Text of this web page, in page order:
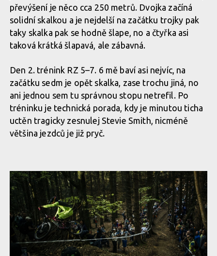
převýšení je něco cca 250 metrů. Dvojka začíná
solidní skalkou a je nejdelší na začátku trojky pak
taky skalka pak se hodně šlape, no a čtyřka asi
taková krátká šlapavá, ale zábavná.
Den 2. trénink RZ 5–7. 6 mě baví asi nejvíc, na
začátku sedm je opět skalka, zase trochu jiná, no
ani jednou sem tu správnou stopu netrefil. Po
tréninku je technická porada, kdy je minutou ticha
uctěn tragicky zesnulej Stevie Smith, nicméně
většina jezdců je již pryč.